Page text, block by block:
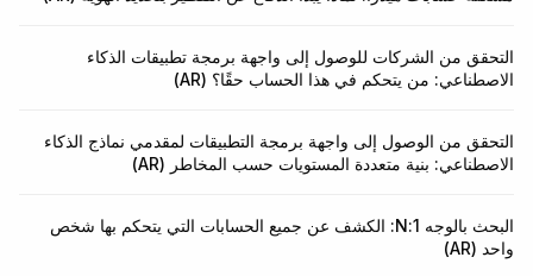
التحقق من الشركات للوصول إلى واجهة برمجة تطبيقات الذكاء
الاصطناعي: من يتحكم في هذا الحساب حقًا؟ (AR)
التحقق من الوصول إلى واجهة برمجة التطبيقات لمقدمي نماذج الذكاء
الاصطناعي: بنية متعددة المستويات حسب المخاطر (AR)
البحث بالوجه 1:N: الكشف عن جميع الحسابات التي يتحكم بها شخص
واحد (AR)